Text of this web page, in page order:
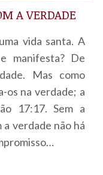
A VERDADE
vida santa. A
manifesta? De
Mas como
os na verdade; a
17:17. Sem a
a verdade não há